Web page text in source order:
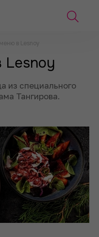
в Lesnoy
Lesnoy
из специального
Тангирова.